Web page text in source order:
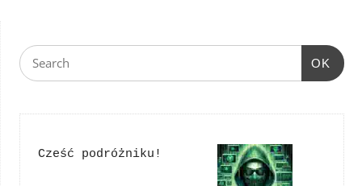
OK
Cześć podróżniku!